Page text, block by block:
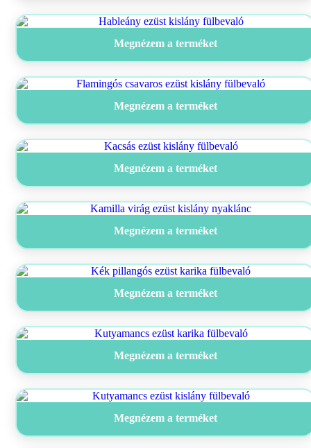
Megnézem a terméket
Megnézem a terméket
Megnézem a terméket
Megnézem a terméket
Megnézem a terméket
Megnézem a terméket
Megnézem a terméket